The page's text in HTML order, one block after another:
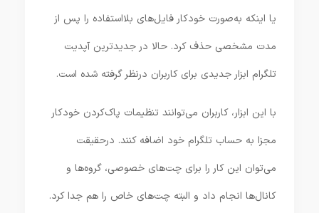
یا اینکه به‌صورت خودکار فایل‌های بلااستفاده را پس از
مدت مشخصی حذف کرد. حالا در جدیدترین آپدیت
تلگرام ابزار جدیدی برای کاربران درنظر گرفته شده است.
با این ابزار، کاربران می‌توانند تنظیمات پاک‌کردن خودکار
مجزا به حساب تلگرام خود اضافه کنند. درحقیقت
می‌توان این کار را برای چت‌های خصوصی، گروه‌ها و
کانال‌ها انجام داد و البته چت‌های خاص را هم جدا کرد.